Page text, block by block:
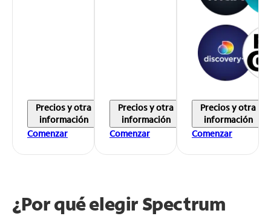
Precios y otra
información
Comenzar
Precios y otra
información
Comenzar
Precios y otra
información
Comenzar
¿Por qué elegir Spectrum